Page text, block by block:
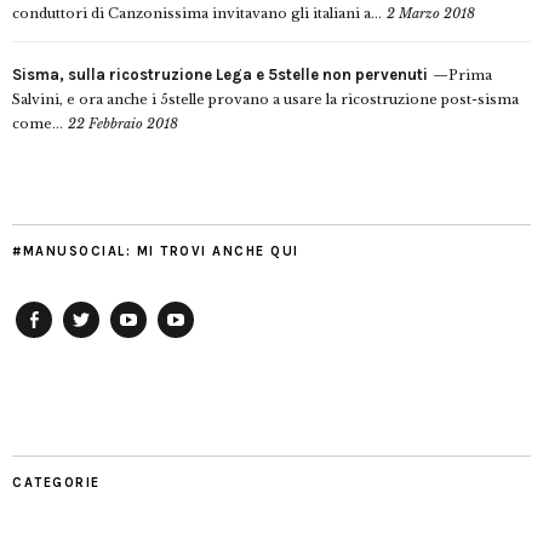
conduttori di Canzonissima invitavano gli italiani a... 2 Marzo 2018
Sisma, sulla ricostruzione Lega e 5stelle non pervenuti
Prima
Salvini, e ora anche i 5stelle provano a usare la ricostruzione post-sisma
come... 22 Febbraio 2018
#MANUSOCIAL: MI TROVI ANCHE QUI
CATEGORIE